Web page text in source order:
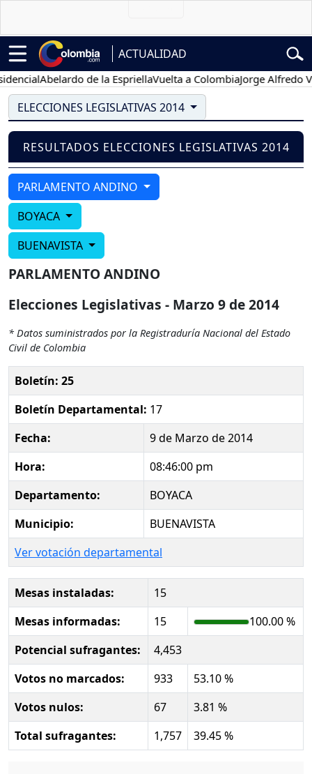
ACTUALIDAD
Abelardo de la EspriellaVuelta a ColombiaJorge Alfredo
ELECCIONES LEGISLATIVAS 2014
RESULTADOS ELECCIONES LEGISLATIVAS 2014
PARLAMENTO ANDINO
BOYACA
BUENAVISTA
PARLAMENTO ANDINO
Elecciones Legislativas - Marzo 9 de 2014
* Datos suministrados por la Registraduría Nacional del Estado
Civil de Colombia
Boletín: 25
Boletín Departamental: 17
Fecha:
9 de Marzo de 2014
Hora:
08:46:00 pm
Departamento:
BOYACA
Municipio:
BUENAVISTA
Ver votación departamental
Mesas instaladas:
15
Mesas informadas:
15
100.00 %
Potencial sufragantes:
4,453
Votos no marcados:
933
53.10 %
Votos nulos:
67
3.81 %
Total sufragantes:
1,757 39.45 %